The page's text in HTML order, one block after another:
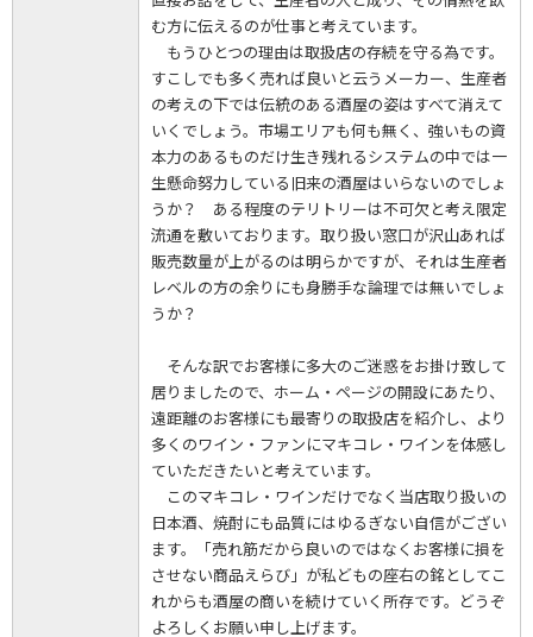
む方に伝えるのが仕事と考えています。
もうひとつの理由は取扱店の存続を守る為です。
すこしでも多く売れば良いと云うメーカー、生産者
の考えの下では伝統のある酒屋の姿はすべて消えて
いくでしょう。市場エリアも何も無く、強いもの資
本力のあるものだけ生き残れるシステムの中では一
生懸命努力している旧来の酒屋はいらないのでしょ
うか？ ある程度のテリトリーは不可欠と考え限定
流通を敷いております。取り扱い窓口が沢山あれば
販売数量が上がるのは明らかですが、それは生産者
レベルの方の余りにも身勝手な論理では無いでしょ
うか？
そんな訳でお客様に多大のご迷惑をお掛け致して
居りましたので、ホーム・ページの開設にあたり、
遠距離のお客様にも最寄りの取扱店を紹介し、より
多くのワイン・ファンにマキコレ・ワインを体感し
ていただきたいと考えています。
このマキコレ・ワインだけでなく当店取り扱いの
日本酒、焼酎にも品質にはゆるぎない自信がござい
ます。「売れ筋だから良いのではなくお客様に損を
させない商品えらび」が私どもの座右の銘としてこ
れからも酒屋の商いを続けていく所存です。どうぞ
よろしくお願い申し上げます。